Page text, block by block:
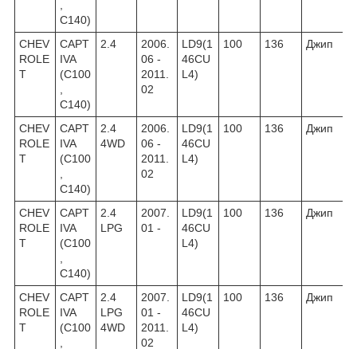
C140)
CHEV
ROLE
T
CAPT
IVA
(C100
C140)
2.4
2006.
06 -
2011.
02
LD9(1
46CU
L4)
100 136 Джип
CHEV
ROLE
T
CAPT
IVA
(C100
C140)
2.4
4WD
2006.
06 -
2011.
02
LD9(1
46CU
L4)
100 136 Джип
CHEV
ROLE
T
CAPT
IVA
(C100
C140)
2.4
LPG
2007.
01 -
LD9(1
46CU
L4)
100 136 Джип
CHEV
ROLE
T
CAPT
IVA
(C100
2.4
LPG
4WD
2007.
01 -
2011.
02
LD9(1
46CU
L4)
100 136 Джип